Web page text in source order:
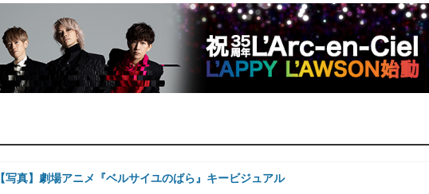
【写真】劇場アニメ『ベルサイユのばら』キービジュアル